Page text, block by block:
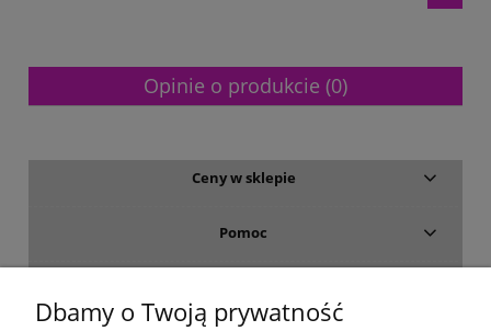
Opinie o produkcie (0)
Ceny w sklepie
Pomoc
Dbamy o Twoją prywatność